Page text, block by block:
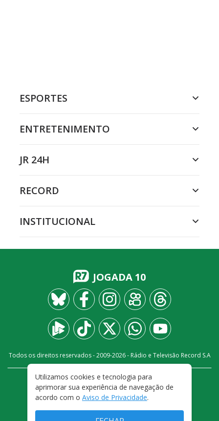
ESPORTES
ENTRETENIMENTO
JR 24H
RECORD
INSTITUCIONAL
JOGADA 10
Todos os direitos reservados - 2009-2026- Rádio e Televisão Record S.A
FALE CONOSCO
PRIVACIDADE
TERMOS E CONDIÇÕES DE USO
Utilizamos cookies e tecnologia para
aprimorar sua experiência de navegação de
acordo com o Aviso de Privacidade.